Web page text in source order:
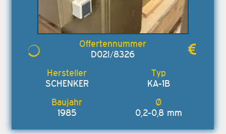
D02I/8326
SCHENKER KA-1B
1985 0,2-0,8 mm